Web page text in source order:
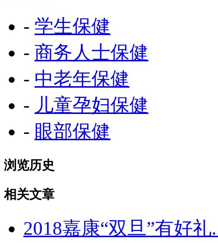
- 学生保健
- 商务人士保健
- 中老年保健
- 儿童孕妇保健
- 眼部保健
浏览历史
相关文章
2018嘉康“双旦”有好礼